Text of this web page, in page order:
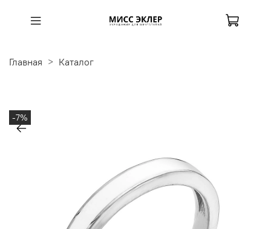
Главная Каталог
-7%